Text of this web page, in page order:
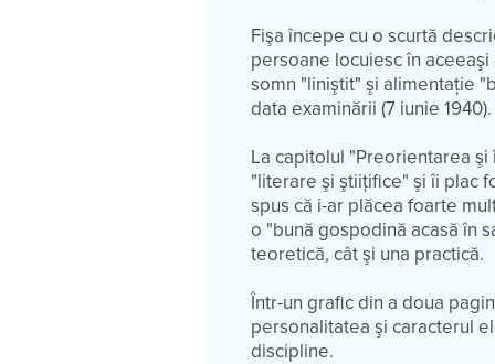
Fişa începe cu o scurtă
persoane locuiesc în
somn "liniştit" şi alimentaţie
data examinării (7 iunie
La capitolul "Preorientarea
"literare şi ştiiţifice" şi îi plac
spus că i-ar plăcea foarte
o "bună gospodină acasă în
teoretică, cât şi una practică.
Într-un grafic din a doua
personalitatea şi caracterul
discipline.